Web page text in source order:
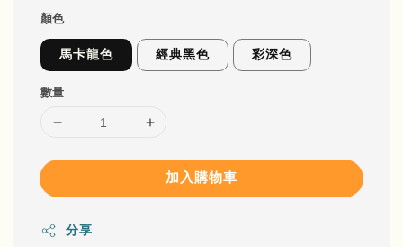
顏色
馬卡龍色 經典黑色 彩深色
數量
加入購物車
分享